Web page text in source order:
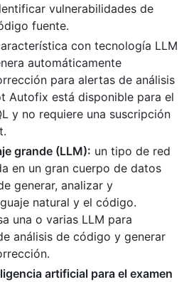
vulnerabilidades de
fuente.
con tecnología LLM
automáticamente
para alertas de análisis
Autofix está disponible para el
y no requiere una suscripción
grande (LLM): un tipo de red
en un gran cuerpo de datos
generar, analizar y
natural y el código.
una o varias LLM para
análisis de código y generar
artificial para el examen